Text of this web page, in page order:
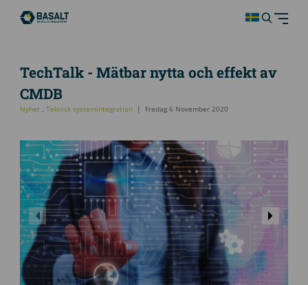
TechTalk - Mätbar nytta och effekt av
CMDB
Nyhet Teknisk systemintegration Fredag 6 November 2020